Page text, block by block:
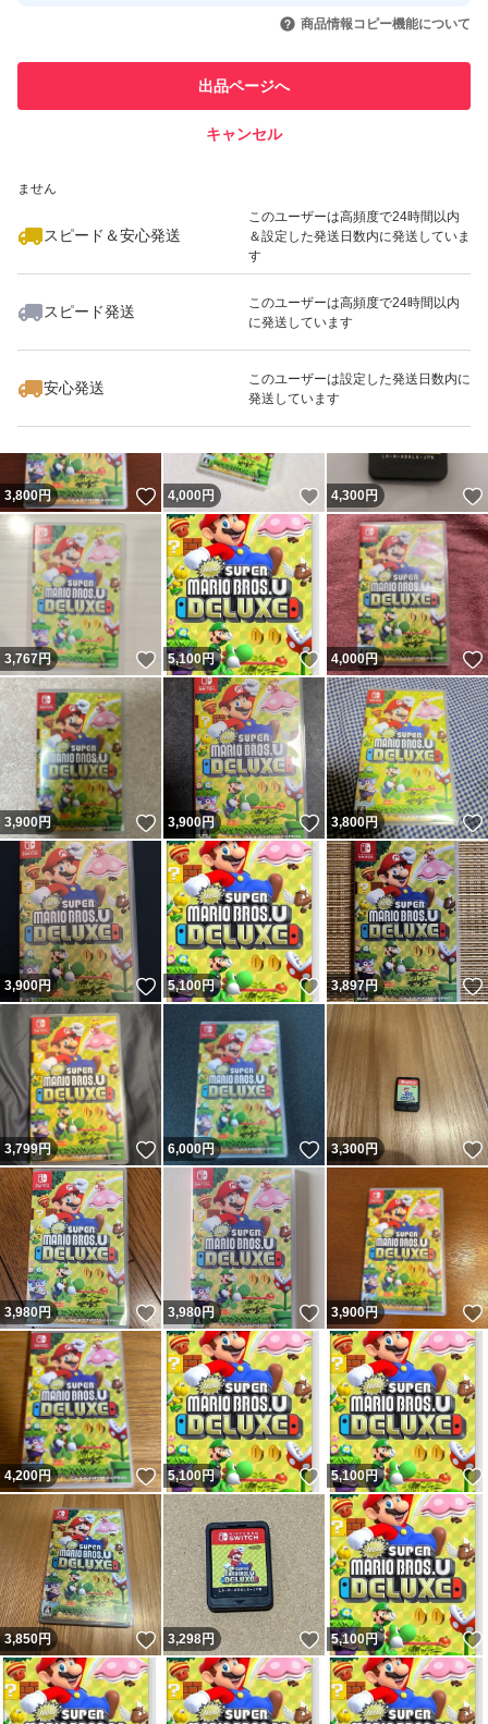
引を完了させた実績があります
での取引実績があります
ません
スピード＆安心発送
このユーザーは高頻度で24時間以内
＆設定した発送日数内に発送していま
す
スピード発送
このユーザーは高頻度で24時間以内
に発送しています
安心発送
このユーザーは設定した発送日数内に
発送しています
商品情報コピー機能について
出品ページへ
キャンセル
いいね！
4,000
3,800円 いいね！
4,000円 いいね！
4,300円
3,767円 いいね！
5,100円 いいね！
4,000円
3,900円 いいね！
3,900円 いいね！
3,800円
3,900円 いいね！
5,100円 いいね！
3,897円
3,799円 いいね！
6,000円 いいね！
3,300円
3,980円 いいね！
3,980円 いいね！
3,900円
4,200円 いいね！
5,100円 いいね！
5,100円
3,850円 いいね！
3,298円 いいね！
5,100円